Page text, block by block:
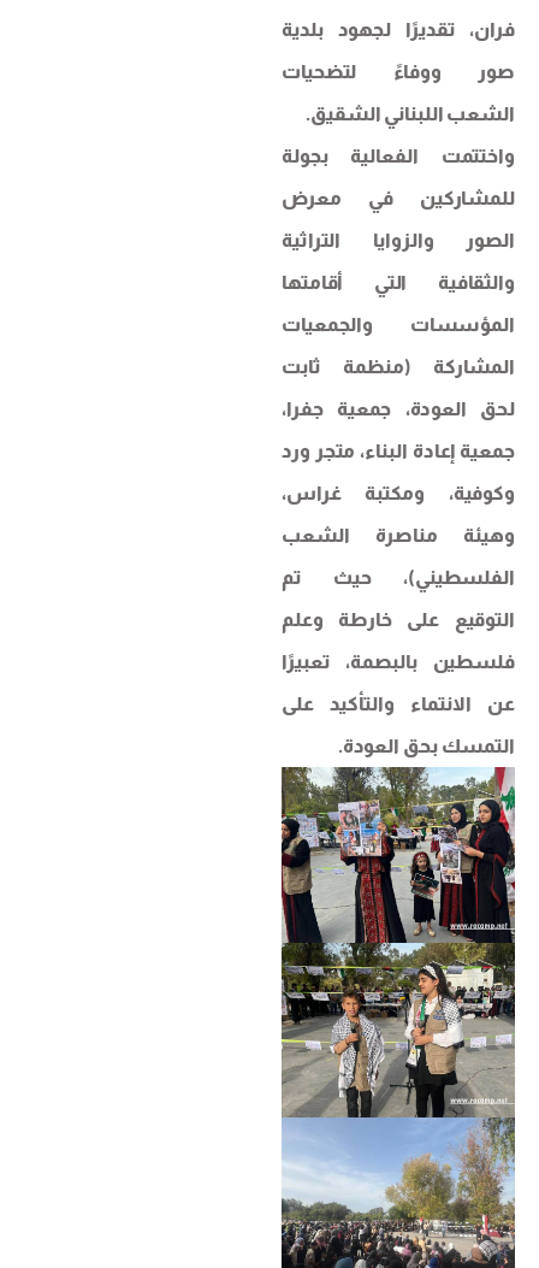
فران، تقديرًا لجهود بلدية
صور ووفاءً لتضحيات
الشعب اللبناني الشقيق.
واختتمت الفعالية بجولة
للمشاركين في معرض
الصور والزوايا التراثية
والثقافية التي أقامتها
المؤسسات والجمعيات
المشاركة (منظمة ثابت
لحق العودة، جمعية جفرا،
جمعية إعادة البناء، متجر ورد
وكوفية، ومكتبة غراس،
وهيئة مناصرة الشعب
الفلسطيني)، حيث تم
التوقيع على خارطة وعلم
فلسطين بالبصمة، تعبيرًا
عن الانتماء والتأكيد على
التمسك بحق العودة.